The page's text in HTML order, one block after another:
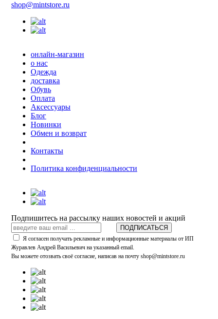
shop@mintstore.ru
онлайн-магазин
о нас
Одежда
доставка
Обувь
Оплата
Аксессуары
Блог
Новинки
Обмен и возврат
Контакты
Политика конфиденциальности
Подпишитесь на рассылку наших новостей и акций
ПОДПИСАТЬСЯ
Я согласен получать рекламные и информационные материалы от ИП
Журавлев Андрей Васильевич на указанный email.
Вы можете отозвать своё согласие, написав на почту shop@mintstore.ru